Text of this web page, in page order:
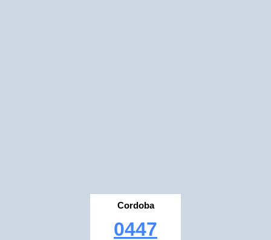
Cordoba
0447